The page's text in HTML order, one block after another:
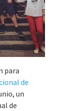
para
de
un
de